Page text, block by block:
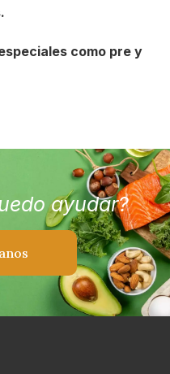
como pre y
ayudar?